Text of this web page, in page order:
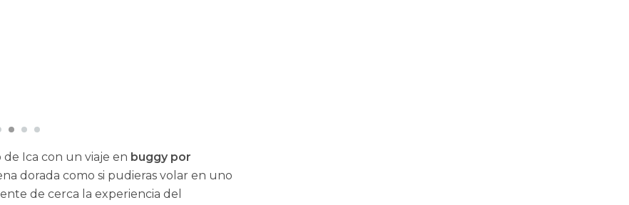
Ica con un viaje en buggy por
dorada como si pudieras volar en uno
de cerca la experiencia del